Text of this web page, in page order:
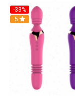
-33%
Hot
5